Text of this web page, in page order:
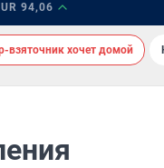
94,06
взяточник хочет домой